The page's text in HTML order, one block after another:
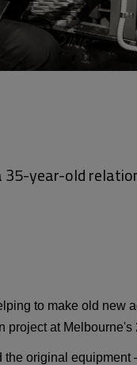
a 35-year-old
to make old
project at
the original